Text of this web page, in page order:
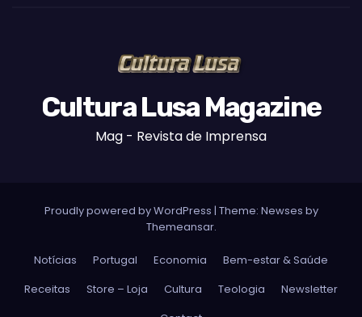
Cultura Lusa Magazine
Mag - Revista de Imprensa
Proudly powered by WordPress | Theme: Newses by
Themeansar.
Notícias Portugal Economia
Bem-estar & Saúde
Receitas
Store – Loja Cultura Teologia
Newsletter